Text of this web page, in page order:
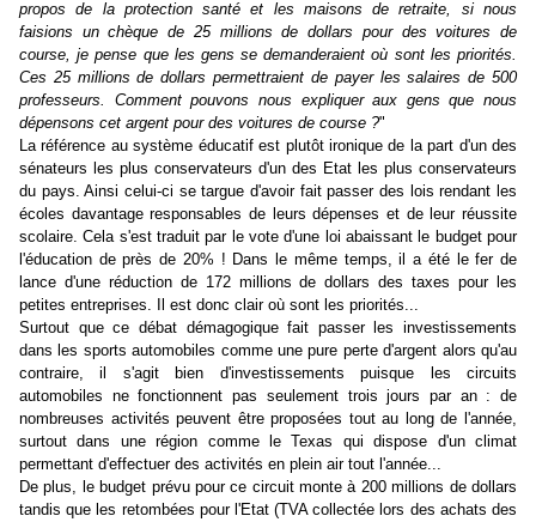
propos de la protection santé et les maisons de retraite, si nous
faisions un chèque de 25 millions de dollars pour des voitures de
course, je pense que les gens se demanderaient où sont les priorités.
Ces 25 millions de dollars permettraient de payer les salaires de 500
professeurs. Comment pouvons nous expliquer aux gens que nous
dépensons cet argent pour des voitures de course ?"
La référence au système éducatif est plutôt ironique de la part d'un des
sénateurs les plus conservateurs d'un des Etat les plus conservateurs
du pays. Ainsi celui-ci se targue d'avoir fait passer des lois rendant les
écoles davantage responsables de leurs dépenses et de leur réussite
scolaire. Cela s'est traduit par le vote d'une loi abaissant le budget pour
l'éducation de près de 20% ! Dans le même temps, il a été le fer de
lance d'une réduction de 172 millions de dollars des taxes pour les
petites entreprises. Il est donc clair où sont les priorités...
Surtout que ce débat démagogique fait passer les investissements
dans les sports automobiles comme une pure perte d'argent alors qu'au
contraire, il s'agit bien d'investissements puisque les circuits
automobiles ne fonctionnent pas seulement trois jours par an : de
nombreuses activités peuvent être proposées tout au long de l'année,
surtout dans une région comme le Texas qui dispose d'un climat
permettant d'effectuer des activités en plein air tout l'année...
De plus, le budget prévu pour ce circuit monte à 200 millions de dollars
tandis que les retombées pour l'Etat (TVA collectée lors des achats des